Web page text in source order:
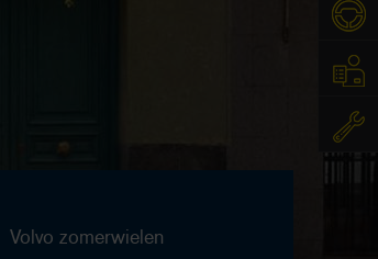
Volvo zomerwielen